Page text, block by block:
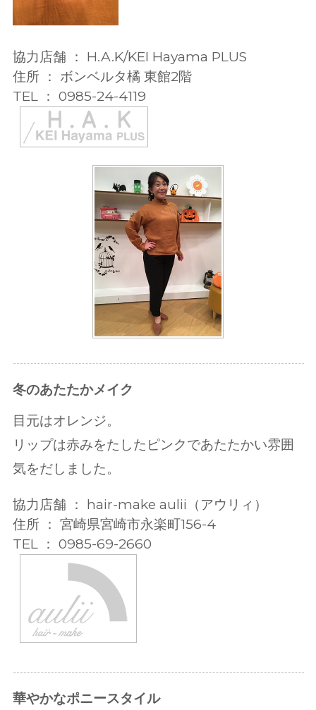
協力店舗 ： H.A.K/KEI Hayama PLUS
住所 ： ボンベルタ橘 東館2階
TEL ： 0985-24-4119
冬のあたたかメイク
目元はオレンジ。
リップは赤みをたしたピンクであたたかい雰囲
気をだしました。
協力店舗 ： hair-make aulii（アウリィ）
住所 ： 宮崎県宮崎市永楽町156-4
TEL ： 0985-69-2660
華やかなポニースタイル